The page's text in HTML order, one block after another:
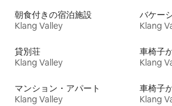
朝食付きの宿泊施設
Klang Valley
バケー
Klang
貸別荘
Klang Valley
Klang
マンション・アパート
Klang Valley
Klang